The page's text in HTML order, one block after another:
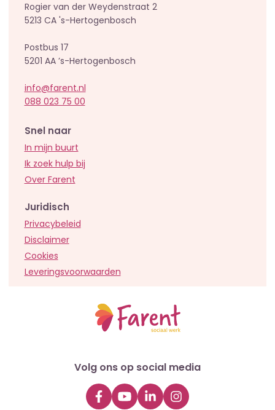
Rogier van der Weydenstraat 2
5213 CA 's-Hertogenbosch
Postbus 17
5201 AA ’s-Hertogenbosch
info@farent.nl
088 023 75 00
Snel naar
In mijn buurt
Ik zoek hulp bij
Over Farent
Juridisch
Privacybeleid
Disclaimer
Cookies
Leveringsvoorwaarden
Volg ons op social media